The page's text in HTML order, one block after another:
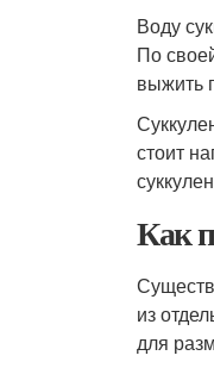
Воду
По
выжить
стоит
Как
из
для